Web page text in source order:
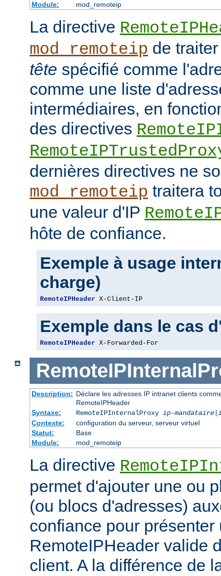
Module:
mod_remoteip
La directive
mod_remoteip de
tête spécifié comme
comme une liste
intermédiaires, en
des directives
dernières directives ne
mod_remoteip traitera
une valeur d'IP
hôte de confiance.
Exemple à usage
charge)
RemoteIPHeader X-Client-IP
Exemple dans le cas
RemoteIPHeader X-Forwarded-For
Description: Déclare les adresses IP intranet clients
RemoteIPHeader
Syntaxe:
RemoteIPInternalProxy ip-mandataire|
Contexte:
configuration du serveur, serveur virtuel
Statut:
Base
Module:
mod_remoteip
La directive
permet d'ajouter une ou
(ou blocs d'adresses)
confiance pour présenter
RemoteIPHeader valide
client. A la différence de